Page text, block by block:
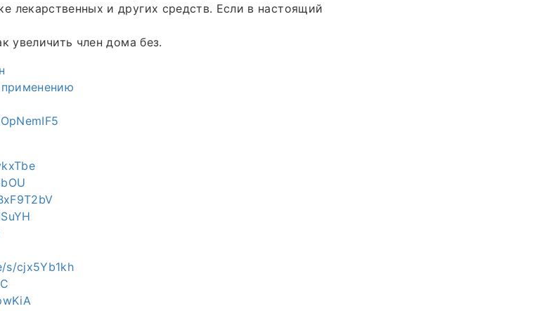
лекарственных и других средств. Если в настоящий
увеличить член дома без.
применению
s/cjx5Yb1kh